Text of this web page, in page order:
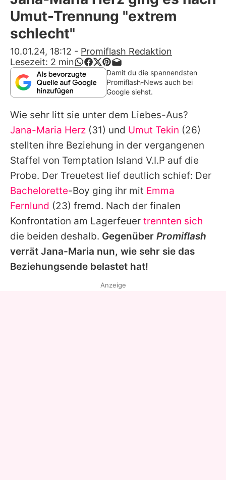
Alle Themen auf Promiflash
Jobs
App runterladen
Team
Redaktionelle Richtlinien
Impressum
Datenschutzerklärung
Nutzungsbedingungen
Utiq verwalten
Umut-Trennung "extrem
schlecht"
10.01.24, 18:12 - Promiflash Redaktion
Lesezeit: 2 min
Damit du die spannendsten
Promiflash-News auch bei
Google siehst.
Wie sehr litt sie unter dem Liebes-Aus?
Jana-Maria Herz (31) und Umut Tekin (26)
stellten ihre Beziehung in der vergangenen
Staffel von Temptation Island V.I.P auf die
Probe. Der Treuetest lief deutlich schief: Der
Bachelorette-Boy ging ihr mit Emma
Fernlund (23) fremd. Nach der finalen
Konfrontation am Lagerfeuer trennten sich
die beiden deshalb. Gegenüber Promiflash
verrät Jana-Maria nun, wie sehr sie das
Beziehungsende belastet hat!
Anzeige